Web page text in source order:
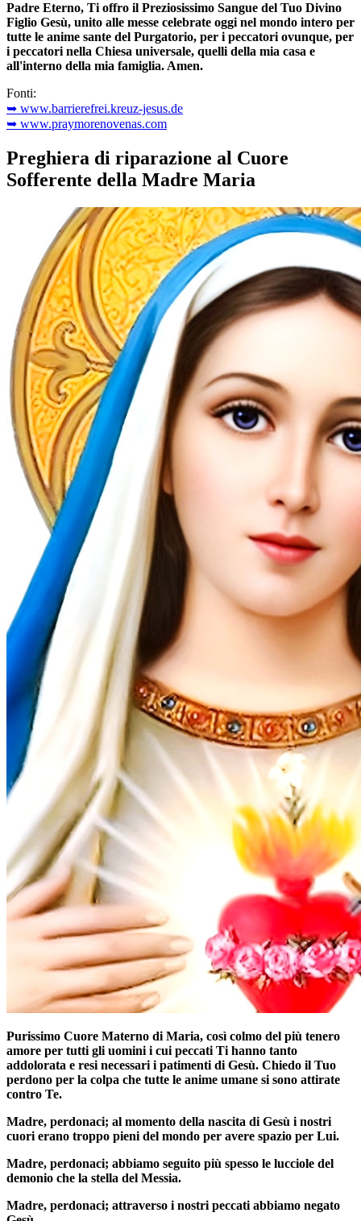
Padre Eterno, Ti offro il Preziosissimo Sangue del Tuo Divino
Figlio Gesù, unito alle messe celebrate oggi nel mondo intero per
tutte le anime sante del Purgatorio, per i peccatori ovunque, per
i peccatori nella Chiesa universale, quelli della mia casa e
all'interno della mia famiglia. Amen.
Fonti:
➥ www.barrierefrei.kreuz-jesus.de
➥ www.praymorenovenas.com
Preghiera di riparazione al Cuore
Sofferente della Madre Maria
Purissimo Cuore Materno di Maria, così colmo del più tenero
amore per tutti gli uomini i cui peccati Ti hanno tanto
addolorata e resi necessari i patimenti di Gesù. Chiedo il Tuo
perdono per la colpa che tutte le anime umane si sono attirate
contro Te.
Madre, perdonaci; al momento della nascita di Gesù i nostri
cuori erano troppo pieni del mondo per avere spazio per Lui.
Madre, perdonaci; abbiamo seguito più spesso le lucciole del
demonio che la stella del Messia.
Madre, perdonaci; attraverso i nostri peccati abbiamo negato